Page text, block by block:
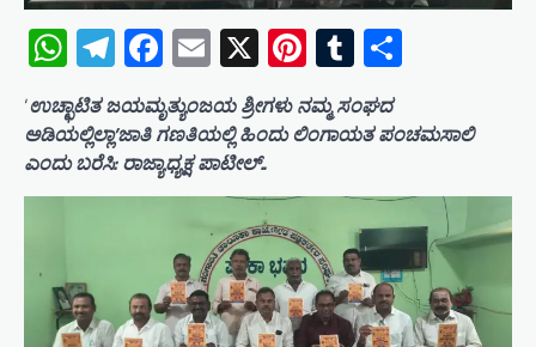
WhatsApp
Telegram
Facebook
Email
X Pinterest
Tumblr
‘ಉಚ್ಛಾಟಿತ ಜಯಮೃತ್ಯುಂಜಯ ಶ್ರೀಗಳು ನಮ್ಮ ಸಂಘದ
ಅಡಿಯಲ್ಲಿಲ್ಲಾ’ಜಾತಿ ಗಣತಿಯಲ್ಲಿ ಹಿಂದು ಲಿಂಗಾಯತ ಪಂಚಮಸಾಲಿ
ಎಂದು ಬರೆಸಿ: ರಾಜ್ಯಾಧ್ಯಕ್ಷ ಪಾಟೀಲ್..